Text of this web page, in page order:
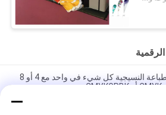
نموذج رقمي جديد نظام الطباعة النسيجية كل شيء في واحد مع 4 أو 8